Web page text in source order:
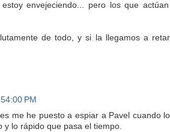
envejeciendo... pero los que
de todo, y si la llegamos a
PM
me he puesto a espiar a Pavel cuando
y lo rápido que pasa el tiempo.